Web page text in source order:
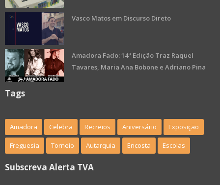
Vasco Matos em Discurso Direto
Amadora Fado: 14ª Edição Traz Raquel
Tavares, Maria Ana Bobone e Adriano Pina
Tags
Amadora Celebra Recreios Aniversário Exposição
Freguesia Torneio Autarquia Encosta Escolas
Subscreva Alerta TVA